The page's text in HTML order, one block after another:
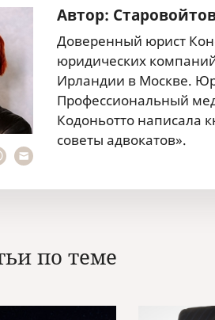
Автор:
Доверенный юрист
юридических
Ирландии в Москве.
Профессиональный
Кодоньотто написала
советы адвокатов».
по теме